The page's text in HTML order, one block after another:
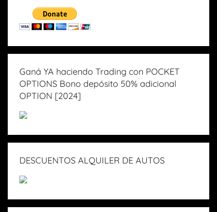
Ganá YA haciendo Trading con POCKET
OPTIONS Bono depósito 50% adicional
OPTION [2024]
DESCUENTOS ALQUILER DE AUTOS